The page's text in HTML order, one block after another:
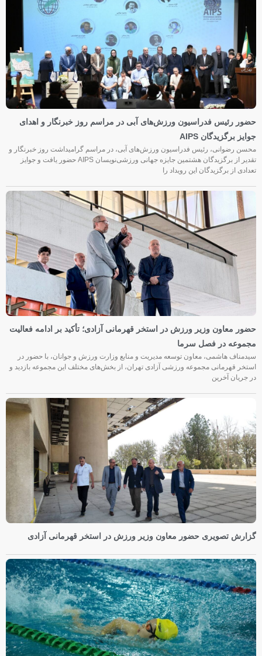
حضور رئیس فدراسیون ورزش‌های آبی در مراسم روز خبرنگار و اهدای
جوایز برگزیدگان AIPS
محسن رضوانی، رئیس فدراسیون ورزش‌های آبی، در مراسم گرامیداشت روز خبرنگار و
تقدیر از برگزیدگان هشتمین جایزه جهانی ورزشی‌نویسان AIPS حضور یافت و جوایز
تعدادی از برگزیدگان این رویداد را
حضور معاون وزیر ورزش در استخر قهرمانی آزادی؛ تأکید بر ادامه فعالیت
مجموعه در فصل سرما
سیدمناف هاشمی، معاون توسعه مدیریت و منابع وزارت ورزش و جوانان، با حضور در
استخر قهرمانی مجموعه ورزشی آزادی تهران، از بخش‌های مختلف این مجموعه بازدید و
در جریان آخرین
گزارش تصویری حضور معاون وزیر ورزش در استخر قهرمانی آزادی